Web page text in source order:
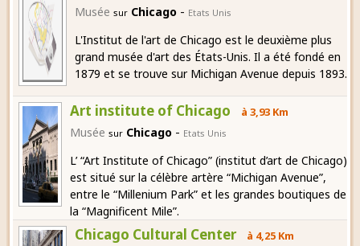
Musée sur Chicago- Etats Unis
L'Institut de l'art de Chicago est le deuxième plus
grand musée d'art des États-Unis. Il a été fondé en
1879 et se trouve sur Michigan Avenue depuis 1893.
Art institute of Chicago à 3,93 Km
Musée sur Chicago- Etats Unis
L’ “Art Institute of Chicago” (institut d’art de Chicago)
est situé sur la célèbre artère “Michigan Avenue”,
entre le “Millenium Park” et les grandes boutiques de
la “Magnificent Mile”.
Chicago Cultural Center à 4,25 Km